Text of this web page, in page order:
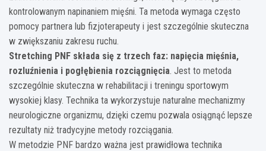
kontrolowanym napinaniem mięśni. Ta metoda wymaga często
pomocy partnera lub fizjoterapeuty i jest szczególnie skuteczna
w zwiększaniu zakresu ruchu.
Stretching PNF składa się z trzech faz: napięcia mięśnia,
rozluźnienia i pogłębienia rozciągnięcia. Jest to metoda
szczególnie skuteczna w rehabilitacji i treningu sportowym
wysokiej klasy. Technika ta wykorzystuje naturalne mechanizmy
neurologiczne organizmu, dzięki czemu pozwala osiągnąć lepsze
rezultaty niż tradycyjne metody rozciągania.
W metodzie PNF bardzo ważna jest prawidłowa technika